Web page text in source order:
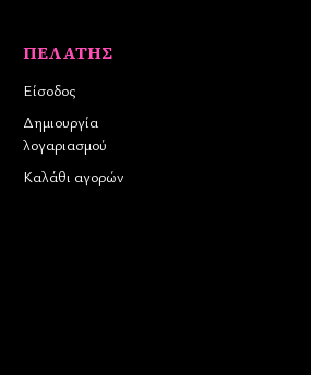
ΠΕΛΆΤΗΣ
Είσοδος
Δημιουργία
λογαριασμού
Καλάθι αγορών